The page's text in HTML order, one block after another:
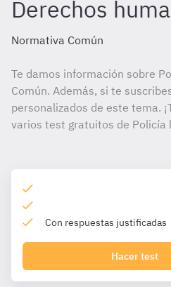
Derechos
Normativa Común
Te damos información sobre
Común. Además, si te
personalizados de este tema.
varios test gratuitos de Policía
Con respuestas justificadas
Hacer test